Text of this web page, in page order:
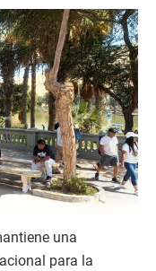
una
para la